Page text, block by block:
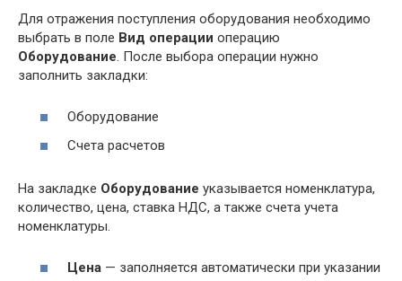
Для отражения поступления оборудования необходимо
выбрать в поле Вид операции операцию
Оборудование. После выбора операции нужно
заполнить закладки:
Оборудование
Счета расчетов
На закладке Оборудование указывается номенклатура,
количество, цена, ставка НДС, а также счета учета
номенклатуры.
Цена — заполняется автоматически при указании